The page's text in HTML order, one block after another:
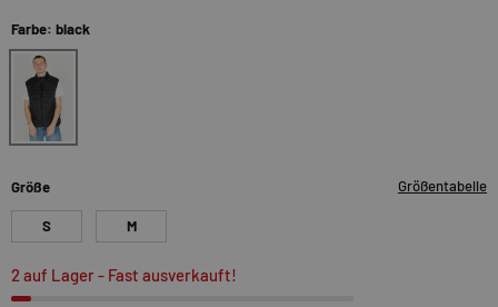
Farbe: black
Größe Größentabelle
S M
2 auf Lager- Fast ausverkauft!